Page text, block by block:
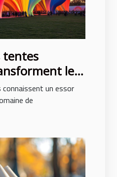
tentes
les
spectacles
un essor
de